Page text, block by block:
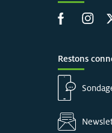
Accéder à la
Restons